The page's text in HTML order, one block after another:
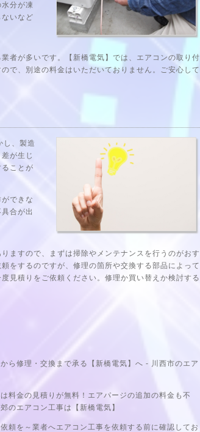
分が凍
いなど
者が多いです。【新橋電気】では、エアコンの取り付
で、別途の料金はいただいておりません。ご安心して
し、製造
が生じ
ことが
できな
合が出
ますので、まずは掃除やメンテナンスを行うのがおす
をするのですが、修理の箇所や交換する部品によって
見積りをご依頼ください。修理か買い替えか検討する
ら修理・交換まで承る【新橋電気】へ - 川西市のエア
料金の見積りが無料！エアパージの追加の料金も不
のエアコン工事は【新橋電気】
頼を～業者へエアコン工事を依頼する前に確認してお